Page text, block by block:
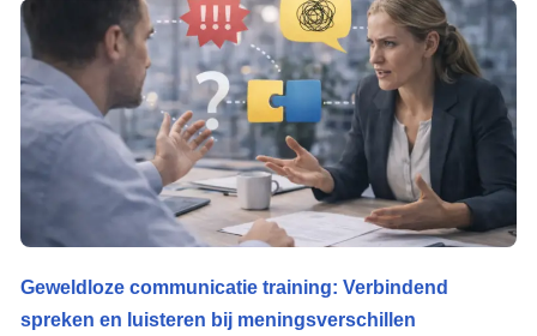
Geweldloze communicatie training: Verbindend
spreken en luisteren bij meningsverschillen